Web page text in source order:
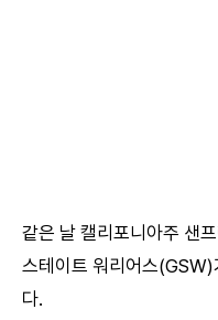
같은 날 캘리포니아주 샌
스테이트 워리어스
다.